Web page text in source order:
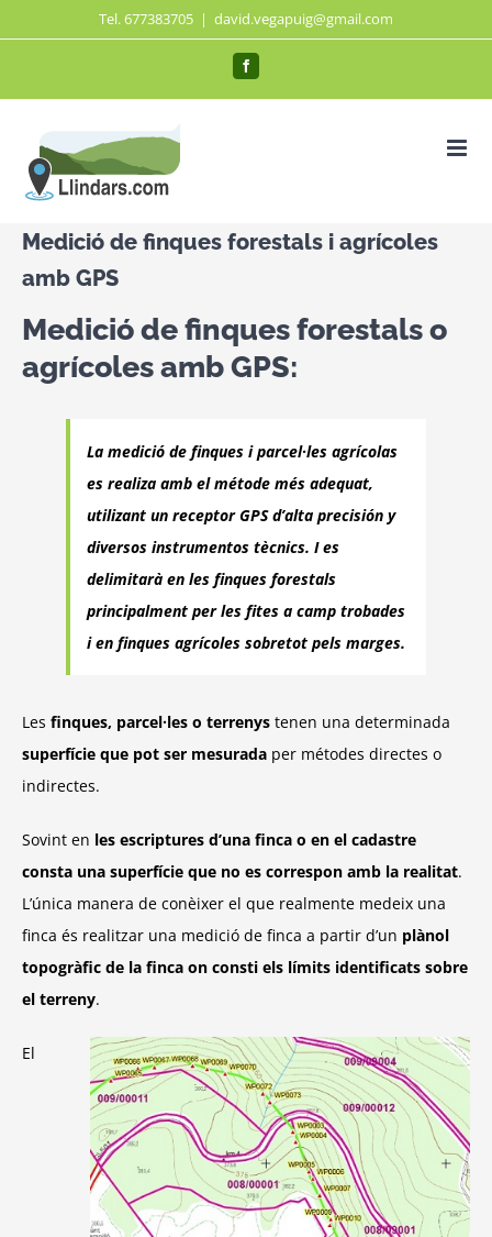
al
Tel. 677383705 | david.vegapuig@gmail.com
Facebook
Medició de finques forestals i agrícoles
amb GPS
Medició de finques forestals o
agrícoles amb GPS:
La medició de finques i parcel·les agrícolas
es realiza amb el métode més adequat,
utilizant un receptor GPS d’alta precisión y
diversos instrumentos tècnics. I es
delimitarà en les finques forestals
principalment per les fites a camp trobades
i en finques agrícoles sobretot pels marges.
Les finques, parcel·les o terrenys tenen una determinada
superfície que pot ser mesurada per métodes directes o
indirectes.
Sovint en les escriptures d’una finca o en el cadastre
consta una superfície que no es correspon amb la realitat.
L’única manera de conèixer el que realmente medeix una
finca és realitzar una medició de finca a partir d’un plànol
topogràfic de la finca on consti els límits identificats sobre
el terreny.
El